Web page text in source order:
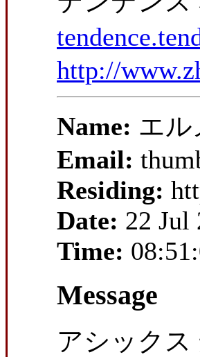
http://
Name: エル
Email:
Residing:
Date: 22 Jul
Time:
Message
アシック